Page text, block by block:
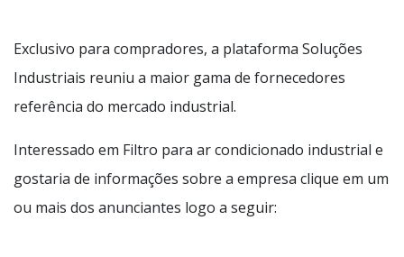
Exclusivo para compradores, a plataforma Soluções
Industriais reuniu a maior gama de fornecedores
referência do mercado industrial.
Interessado em Filtro para ar condicionado industrial e
gostaria de informações sobre a empresa clique em um
ou mais dos anunciantes logo a seguir: